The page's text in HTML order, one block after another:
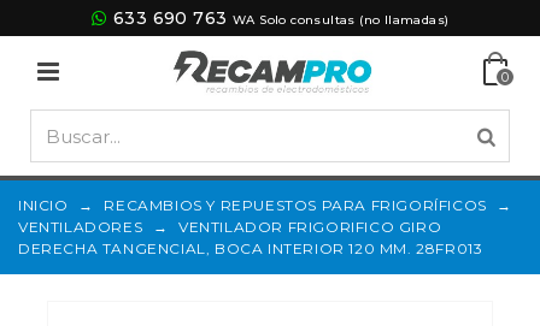
633 690 763 WA Solo consultas (no llamadas)
0
INICIO → RECAMBIOS Y REPUESTOS PARA FRIGORÍFICOS
→
VENTILADORES
→
VENTILADOR FRIGORIFICO GIRO
DERECHA TANGENCIAL, BOCA INTERIOR 120 MM. 28FR013